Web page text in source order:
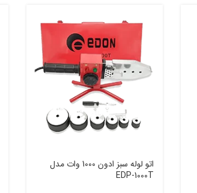
اتو لوله سبز ادون 1000 وات مدل
EDP-1000T